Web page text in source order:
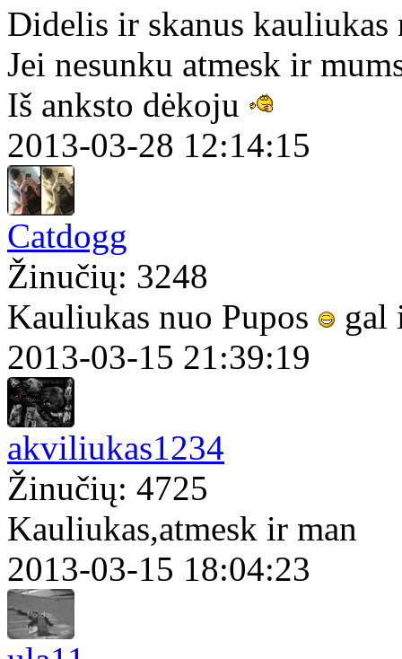
Didelis ir skanus
Jei nesunku atmesk ir
Iš anksto dėkoju
2013-03-28 12:14:15
Catdogg
Žinučių: 3248
Kauliukas nuo Pupos
gal
2013-03-15 21:39:19
akviliukas1234
Žinučių: 4725
Kauliukas,atmesk ir man
2013-03-15 18:04:23